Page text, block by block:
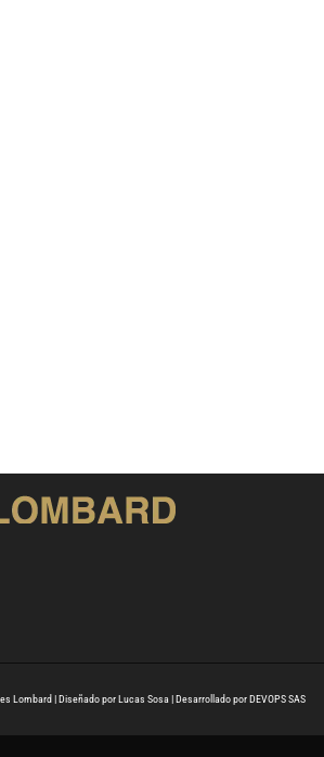
Lombard | Diseñado por Lucas Sosa | Desarrollado por DEVOPS SAS